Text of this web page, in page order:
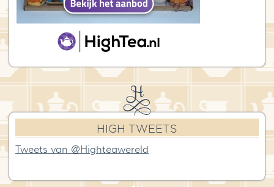
HIGH TWEETS
Tweets van @Highteawereld